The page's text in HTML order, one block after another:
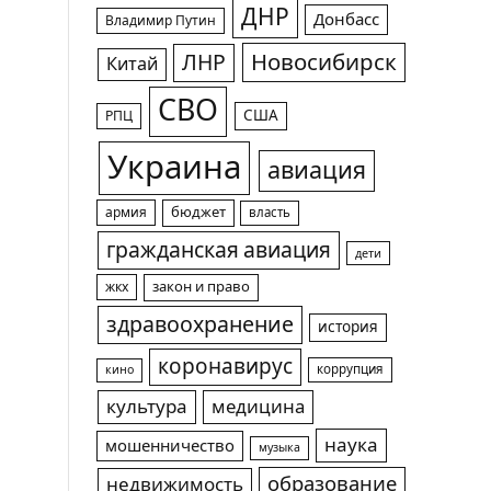
Владимир Путин ДНР Донбасс
Китай ЛНР Новосибирск
РПЦ СВО США
Украина авиация
армия бюджет власть
гражданская авиация дети
жкх закон и право
здравоохранение история
кино коронавирус коррупция
культура медицина
мошенничество музыка
наука
недвижимость
образование